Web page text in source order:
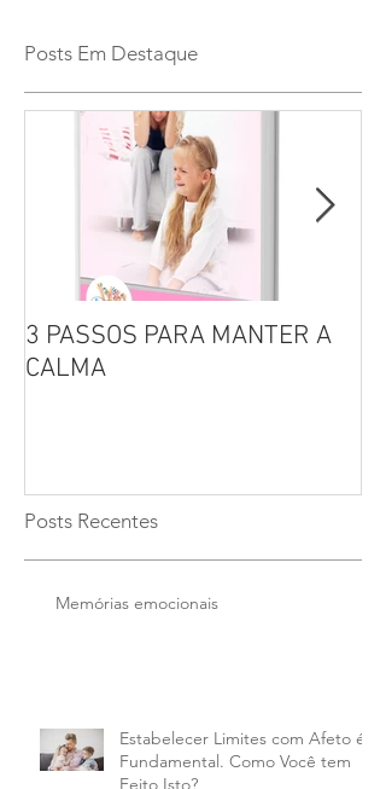
Posts Em Destaque
3 PASSOS PARA MANTER A
CALMA
Posts Recentes
Memórias emocionais
Estabelecer Limites com Afeto é
Fundamental. Como Você tem
Feito Isto?